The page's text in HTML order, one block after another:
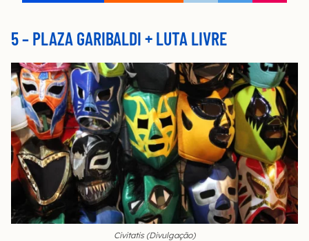
5 –PLAZA GARIBALDI + LUTA LIVRE
Civitatis (Divulgação)